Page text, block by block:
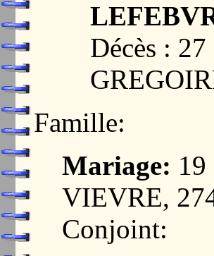
Décès :
Famille:
Mariage:
VIEVRE,
Conjoint: